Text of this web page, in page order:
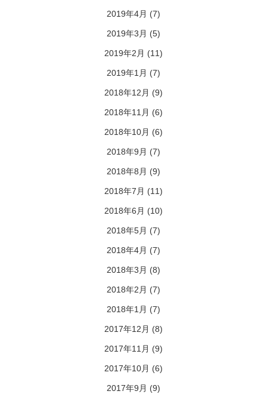
2019年4月 (7)
2019年3月 (5)
2019年2月 (11)
2019年1月 (7)
2018年12月 (9)
2018年11月 (6)
2018年10月 (6)
2018年9月 (7)
2018年8月 (9)
2018年7月 (11)
2018年6月 (10)
2018年5月 (7)
2018年4月 (7)
2018年3月 (8)
2018年2月 (7)
2018年1月 (7)
2017年12月 (8)
2017年11月 (9)
2017年10月 (6)
2017年9月 (9)